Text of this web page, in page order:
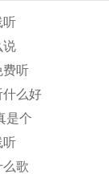
听
说
费听
什么好
是个
听
么歌